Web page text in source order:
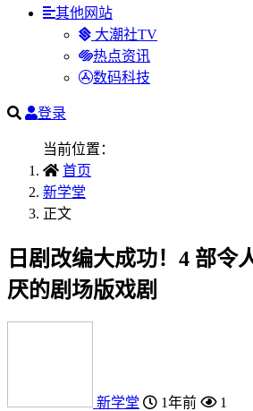
其他网站
大潮社TV
热点资讯
数码科技
登录
当前位置：
首页
新学堂
正文
日剧改编大成功！4 部令
厌的剧场版戏剧
新学堂 1年前 1